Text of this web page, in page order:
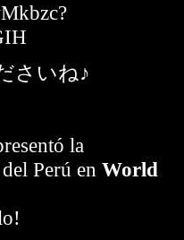
さいね♪
la
Perú en World